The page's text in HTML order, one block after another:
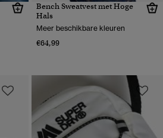
Bench Sweatvest met Hoge
Hals
Meer beschikbare kleuren
€64,99